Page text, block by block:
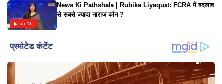
55:16
News Ki Pathshala | Rubika Liyaquat: FCRA में बदलाव
से सबसे ज्यादा नाराज कौन ?